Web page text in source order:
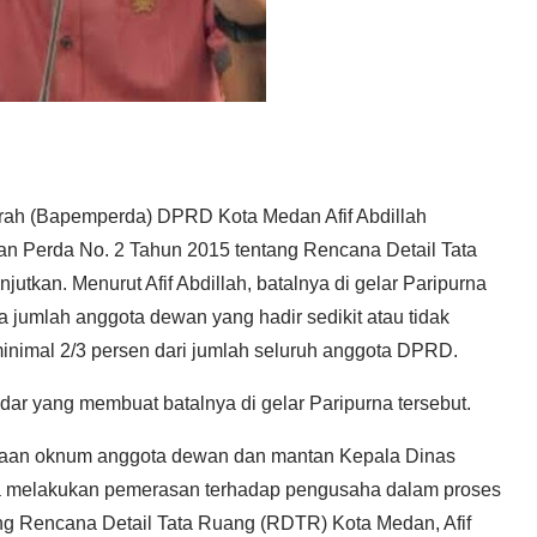
(Bapemperda) DPRD Kota Medan Afif Abdillah
Perda No. 2 Tahun 2015 tentang Rencana Detail Tata
Menurut Afif Abdillah, batalnya di gelar Paripurna
jumlah anggota dewan yang hadir sedikit atau tidak
2/3 persen dari jumlah seluruh anggota DPRD.
yang membuat batalnya di gelar Paripurna tersebut.
oknum anggota dewan dan mantan Kepala Dinas
pemerasan terhadap pengusaha dalam proses
Rencana Detail Tata Ruang (RDTR) Kota Medan, Afif